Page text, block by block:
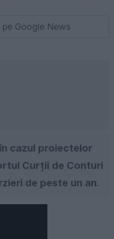
Google News
cazul proiectelor
Curții de Conturi
de peste un an.